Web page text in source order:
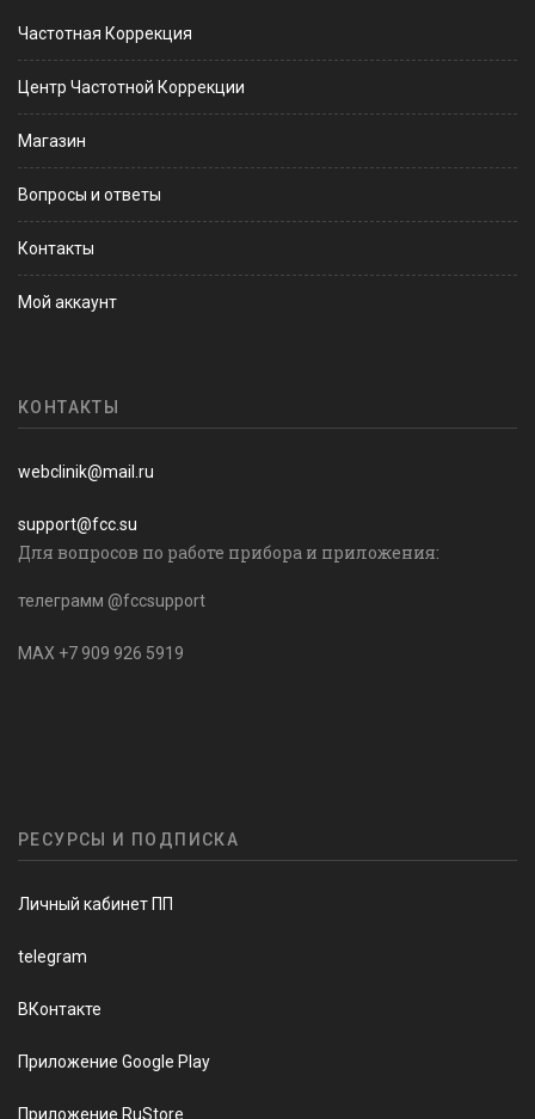
Частотная Коррекция
Центр Частотной Коррекции
Магазин
Вопросы и ответы
Контакты
Мой аккаунт
КОНТАКТЫ
webclinik@mail.ru
support@fcc.su
Для вопросов по работе прибора и приложения:
телеграмм @fccsupport
MAX +7 909 926 5919
РЕСУРСЫ И ПОДПИСКА
Личный кабинет ПП
telegram
ВКонтакте
Приложение Google Play
Приложение RuStore